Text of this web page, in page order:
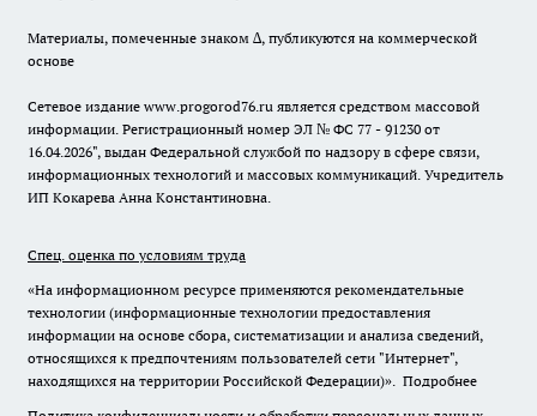
Материалы, помеченные знаком ∆, публикуются на коммерческой
основе
Сетевое издание www.progorod76.ru является средством массовой
информации. Регистрационный номер ЭЛ № ФС 77 - 91230 от
16.04.2026", выдан Федеральной службой по надзору в сфере связи,
информационных технологий и массовых коммуникаций. Учредитель
ИП Кокарева Анна Константиновна.
Спец. оценка по условиям труда
«На информационном ресурсе применяются рекомендательные
технологии (информационные технологии предоставления
информации на основе сбора, систематизации и анализа сведений,
относящихся к предпочтениям пользователей сети "Интернет",
находящихся на территории Российской Федерации)». Подробнее